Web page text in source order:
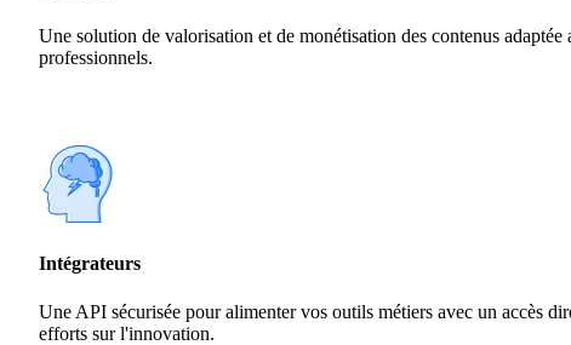
Une solution de valorisation et de monétisation des contenus
professionnels.
Intégrateurs
Une API sécurisée pour alimenter vos outils métiers avec un accès
efforts sur l'innovation.